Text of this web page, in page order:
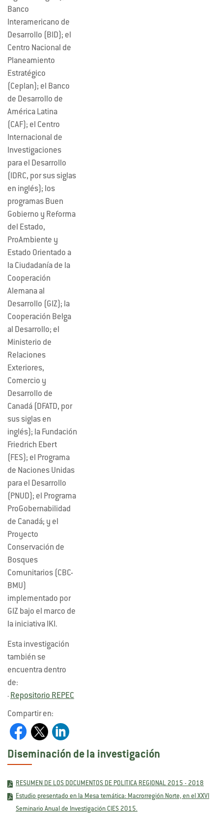
Banco
Interamericano de
Desarrollo (BID); el
Centro Nacional de
Planeamiento
Estratégico
(Ceplan); el Banco
de Desarrollo de
América Latina
(CAF); el Centro
Internacional de
Investigaciones
para el Desarrollo
(IDRC, por sus siglas
en inglés); los
programas Buen
Gobierno y Reforma
del Estado,
ProAmbiente y
Estado Orientado a
la Ciudadanía de la
Cooperación
Alemana al
Desarrollo (GIZ); la
Cooperación Belga
al Desarrollo; el
Ministerio de
Relaciones
Exteriores,
Comercio y
Desarrollo de
Canadá (DFATD, por
sus siglas en
inglés); la Fundación
Friedrich Ebert
(FES); el Programa
de Naciones Unidas
para el Desarrollo
(PNUD); el Programa
ProGobernabilidad
de Canadá; y el
Proyecto
Conservación de
Bosques
Comunitarios (CBC-
BMU)
implementado por
GIZ bajo el marco de
la iniciativa IKI.
Esta investigación
también se
encuentra dentro
de:
- Repositorio REPEC
Compartir en:
Diseminación de la investigación
RESUMEN DE LOS DOCUMENTOS DE POLITICA REGIONAL 2015 - 2018
Estudio presentado en la Mesa temática: Macrorregión Norte, en el XXVI
Seminario Anual de Investigación CIES 2015.